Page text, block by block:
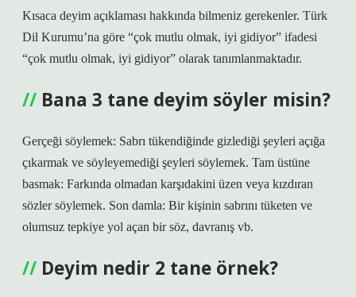
Kısaca deyim açıklaması hakkında bilmeniz gerekenler. Türk
Dil Kurumu’na göre “çok mutlu olmak, iyi gidiyor” ifadesi
“çok mutlu olmak, iyi gidiyor” olarak tanımlanmaktadır.
Bana 3 tane deyim söyler misin?
Gerçeği söylemek: Sabrı tükendiğinde gizlediği şeyleri açığa
çıkarmak ve söyleyemediği şeyleri söylemek. Tam üstüne
basmak: Farkında olmadan karşıdakini üzen veya kızdıran
sözler söylemek. Son damla: Bir kişinin sabrını tüketen ve
olumsuz tepkiye yol açan bir söz, davranış vb.
Deyim nedir 2 tane örnek?